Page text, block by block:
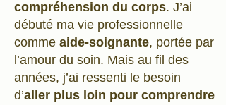
compréhension du corps. J’ai
débuté ma vie professionnelle
comme aide-soignante, portée par
l’amour du soin. Mais au fil des
années, j’ai ressenti le besoin
d’aller plus loin pour comprendre